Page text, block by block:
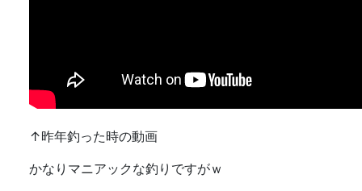
↑昨年釣った時の動画
かなりマニアックな釣りですがｗ